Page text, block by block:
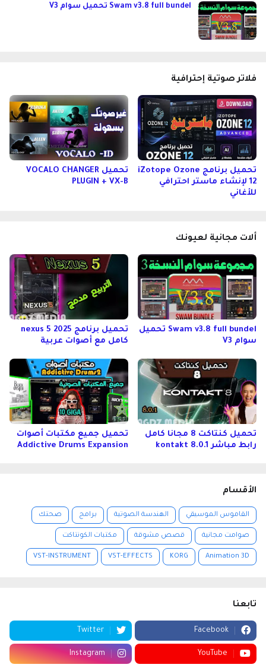
Swam v3.8 full bundel تحميل سوام V3
فلاتر صوتية إحترافية
تحميل برنامج iZotope Ozone
12 لإنشاء ماستر احترافي
للأغاني
تحميل VOCALO CHANGER
PLUGIN + VX-B
ألات مجانية لعيونك
Swam v3.8 full bundel تحميل
سوام V3
تحميل برنامج nexus 5 2025
كامل مع أصوات عربية
تحميل كنتاكت 8 مجانا كامل
رابط مباشر kontakt 8.0.1
تحميل جميع مكتبات أصوات
Addictive Drums Expansion
الأقسام
القاموس الموسيقي الهندسة الصوتية برامج صحتك
صوامت مجانية قصص مشوقة مكتبات الكونتاكت
Animation 3D
KORG
VST-EFFECTS
VST-INSTRUMENT
تابعنا
Facebook
Twitter
YouTube
Instagram